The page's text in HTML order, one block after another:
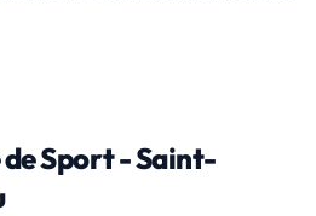
de Sport - Saint-